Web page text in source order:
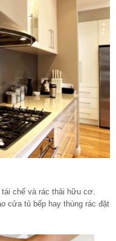
chế và rác thải hữu cơ.
cửa tủ bếp hay thùng rác đặt